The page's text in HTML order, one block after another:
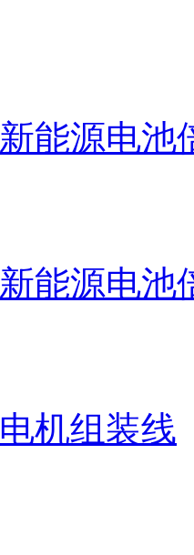
新能源电池
新能源电池
电机组装线